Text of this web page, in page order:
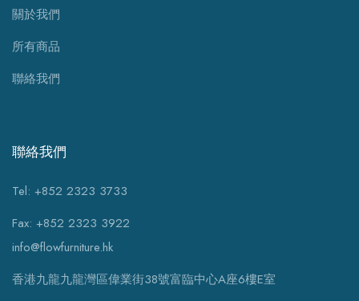
關於我們
所有商品
聯絡我們
聯絡我們
Tel: +852 2323 3733
Fax: +852 2323 3922
info@flowfurniture.hk
香港九龍九龍灣區偉業街38號富臨中心A座6樓E室